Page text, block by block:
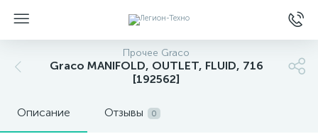
Прочее Graco
Graco MANIFOLD, OUTLET, FLUID, 716
[192562]
Описание Отзывы 0